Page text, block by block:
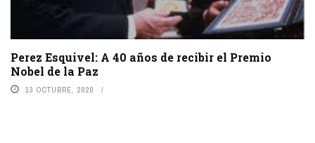
Perez Esquivel: A 40 años de recibir el Premio
Nobel de la Paz
13 OCTUBRE, 2020